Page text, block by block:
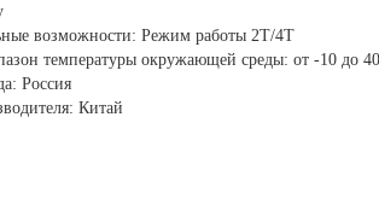
возможности: Режим работы 2Т/4Т
температуры окружающей среды: от -10 до
Россия
Китай